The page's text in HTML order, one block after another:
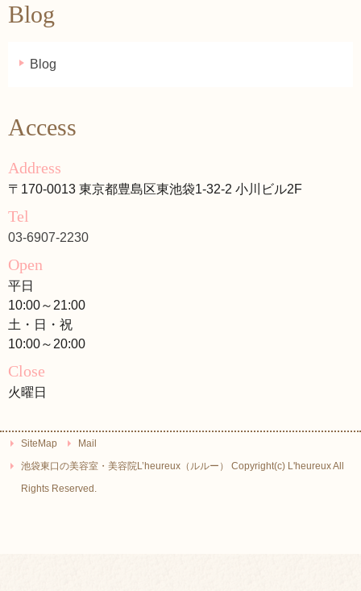
Blog
Blog
Access
Address
〒170-0013 東京都豊島区東池袋1-32-2 小川ビル2F
Tel
03-6907-2230
Open
平日
10:00～21:00
土・日・祝
10:00～20:00
Close
火曜日
SiteMap
Mail
池袋東口の美容室・美容院L’heureux（ルルー） Copyright(c) L'heureux All
Rights Reserved.